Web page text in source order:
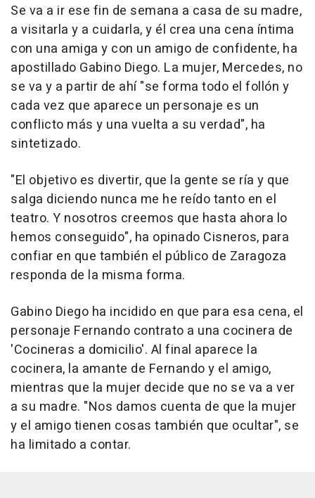
Se va a ir ese fin de semana a casa de su madre,
a visitarla y a cuidarla, y él crea una cena íntima
con una amiga y con un amigo de confidente, ha
apostillado Gabino Diego. La mujer, Mercedes, no
se va y a partir de ahí "se forma todo el follón y
cada vez que aparece un personaje es un
conflicto más y una vuelta a su verdad", ha
sintetizado.
"El objetivo es divertir, que la gente se ría y que
salga diciendo nunca me he reído tanto en el
teatro. Y nosotros creemos que hasta ahora lo
hemos conseguido", ha opinado Cisneros, para
confiar en que también el público de Zaragoza
responda de la misma forma.
Gabino Diego ha incidido en que para esa cena, el
personaje Fernando contrato a una cocinera de
'Cocineras a domicilio'. Al final aparece la
cocinera, la amante de Fernando y el amigo,
mientras que la mujer decide que no se va a ver
a su madre. "Nos damos cuenta de que la mujer
y el amigo tienen cosas también que ocultar", se
ha limitado a contar.